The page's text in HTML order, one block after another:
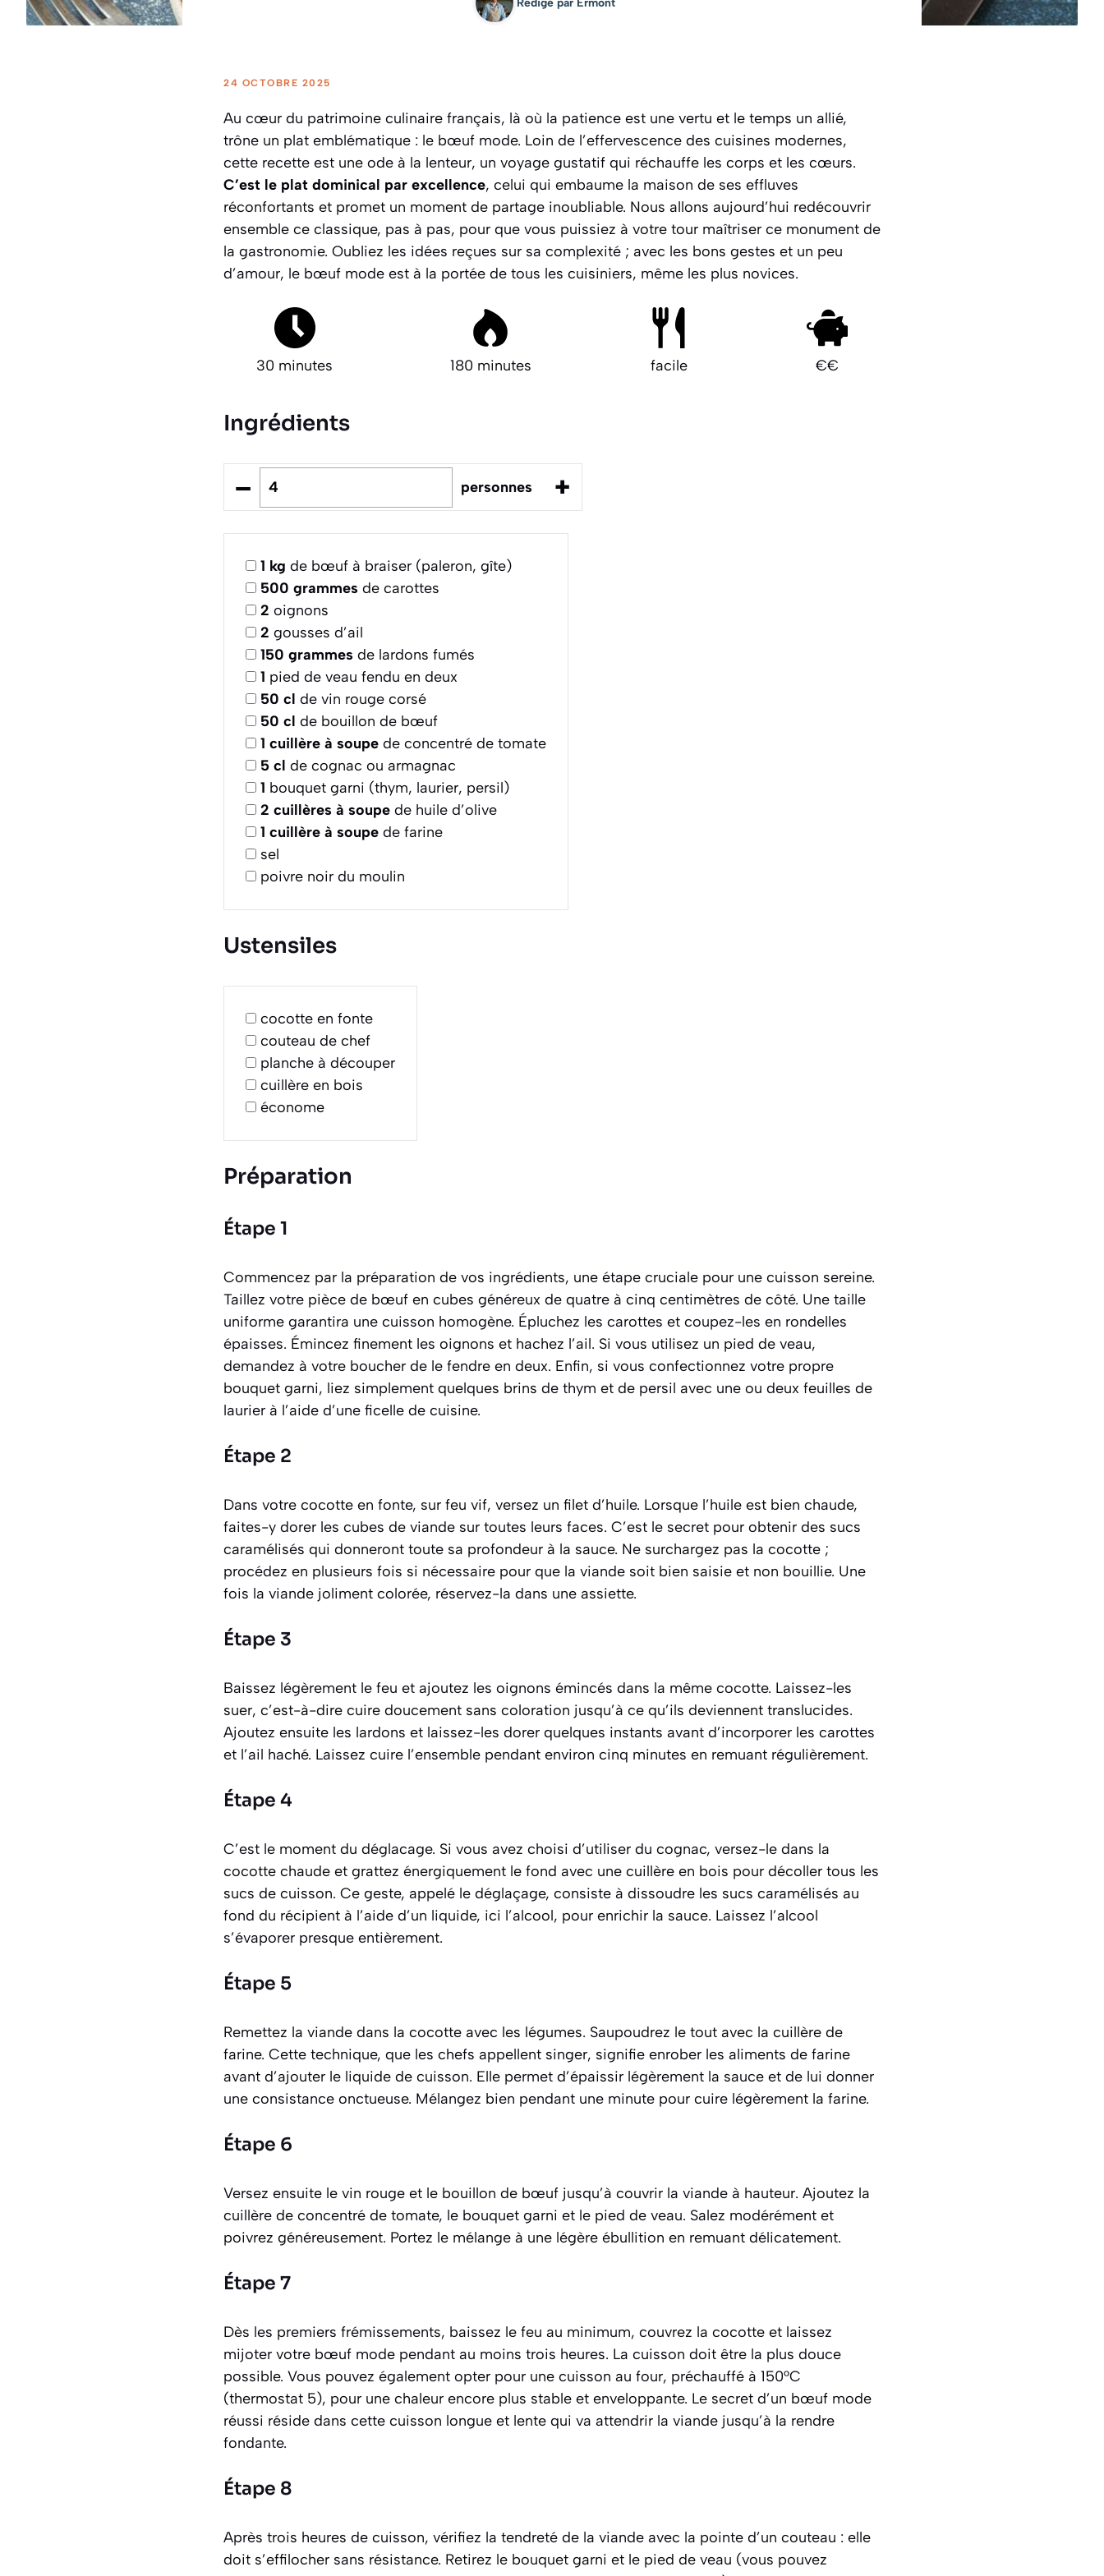
Rédigé par Ermont
24 OCTOBRE 2025
Au cœur du patrimoine culinaire français, là où la patience est une vertu et le temps un allié,
trône un plat emblématique : le bœuf mode. Loin de l’effervescence des cuisines modernes,
cette recette est une ode à la lenteur, un voyage gustatif qui réchauffe les corps et les cœurs.
C’est le plat dominical par excellence, celui qui embaume la maison de ses effluves
réconfortants et promet un moment de partage inoubliable. Nous allons aujourd’hui redécouvrir
ensemble ce classique, pas à pas, pour que vous puissiez à votre tour maîtriser ce monument de
la gastronomie. Oubliez les idées reçues sur sa complexité ; avec les bons gestes et un peu
d’amour, le bœuf mode est à la portée de tous les cuisiniers, même les plus novices.
30 minutes 180 minutes facile €€
Ingrédients
– personnes +
1 kg de bœuf à braiser (paleron, gîte)
500 grammes de carottes
2 oignons
2 gousses d’ail
150 grammes de lardons fumés
1 pied de veau fendu en deux
50 cl de vin rouge corsé
50 cl de bouillon de bœuf
1 cuillère à soupe de concentré de tomate
5 cl de cognac ou armagnac
1 bouquet garni (thym, laurier, persil)
2 cuillères à soupe de huile d’olive
1 cuillère à soupe de farine
sel
poivre noir du moulin
Ustensiles
cocotte en fonte
couteau de chef
planche à découper
cuillère en bois
économe
Préparation
Étape 1
Commencez par la préparation de vos ingrédients, une étape cruciale pour une cuisson sereine.
Taillez votre pièce de bœuf en cubes généreux de quatre à cinq centimètres de côté. Une taille
uniforme garantira une cuisson homogène. Épluchez les carottes et coupez-les en rondelles
épaisses. Émincez finement les oignons et hachez l’ail. Si vous utilisez un pied de veau,
demandez à votre boucher de le fendre en deux. Enfin, si vous confectionnez votre propre
bouquet garni, liez simplement quelques brins de thym et de persil avec une ou deux feuilles de
laurier à l’aide d’une ficelle de cuisine.
Étape 2
Dans votre cocotte en fonte, sur feu vif, versez un filet d’huile. Lorsque l’huile est bien chaude,
faites-y dorer les cubes de viande sur toutes leurs faces. C’est le secret pour obtenir des sucs
caramélisés qui donneront toute sa profondeur à la sauce. Ne surchargez pas la cocotte ;
procédez en plusieurs fois si nécessaire pour que la viande soit bien saisie et non bouillie. Une
fois la viande joliment colorée, réservez-la dans une assiette.
Étape 3
Baissez légèrement le feu et ajoutez les oignons émincés dans la même cocotte. Laissez-les
suer, c’est-à-dire cuire doucement sans coloration jusqu’à ce qu’ils deviennent translucides.
Ajoutez ensuite les lardons et laissez-les dorer quelques instants avant d’incorporer les carottes
et l’ail haché. Laissez cuire l’ensemble pendant environ cinq minutes en remuant régulièrement.
Étape 4
C’est le moment du déglacage. Si vous avez choisi d’utiliser du cognac, versez-le dans la
cocotte chaude et grattez énergiquement le fond avec une cuillère en bois pour décoller tous les
sucs de cuisson. Ce geste, appelé le déglaçage, consiste à dissoudre les sucs caramélisés au
fond du récipient à l’aide d’un liquide, ici l’alcool, pour enrichir la sauce. Laissez l’alcool
s’évaporer presque entièrement.
Étape 5
Remettez la viande dans la cocotte avec les légumes. Saupoudrez le tout avec la cuillère de
farine. Cette technique, que les chefs appellent singer, signifie enrober les aliments de farine
avant d’ajouter le liquide de cuisson. Elle permet d’épaissir légèrement la sauce et de lui donner
une consistance onctueuse. Mélangez bien pendant une minute pour cuire légèrement la farine.
Étape 6
Versez ensuite le vin rouge et le bouillon de bœuf jusqu’à couvrir la viande à hauteur. Ajoutez la
cuillère de concentré de tomate, le bouquet garni et le pied de veau. Salez modérément et
poivrez généreusement. Portez le mélange à une légère ébullition en remuant délicatement.
Étape 7
Dès les premiers frémissements, baissez le feu au minimum, couvrez la cocotte et laissez
mijoter votre bœuf mode pendant au moins trois heures. La cuisson doit être la plus douce
possible. Vous pouvez également opter pour une cuisson au four, préchauffé à 150°C
(thermostat 5), pour une chaleur encore plus stable et enveloppante. Le secret d’un bœuf mode
réussi réside dans cette cuisson longue et lente qui va attendrir la viande jusqu’à la rendre
fondante.
Étape 8
Après trois heures de cuisson, vérifiez la tendreté de la viande avec la pointe d’un couteau : elle
doit s’effilocher sans résistance. Retirez le bouquet garni et le pied de veau (vous pouvez